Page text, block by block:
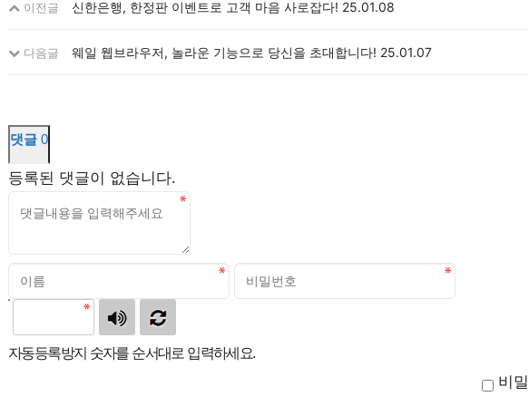
이전글 신한은행, 한정판 이벤트로 고객 마음 사로잡다! 25.01.08
다음글 웨일 웹브라우저, 놀라운 기능으로 당신을 초대합니다! 25.01.07
댓글 0
등록된 댓글이 없습니다.
자동등록방지 숫자를 순서대로 입력하세요.
비